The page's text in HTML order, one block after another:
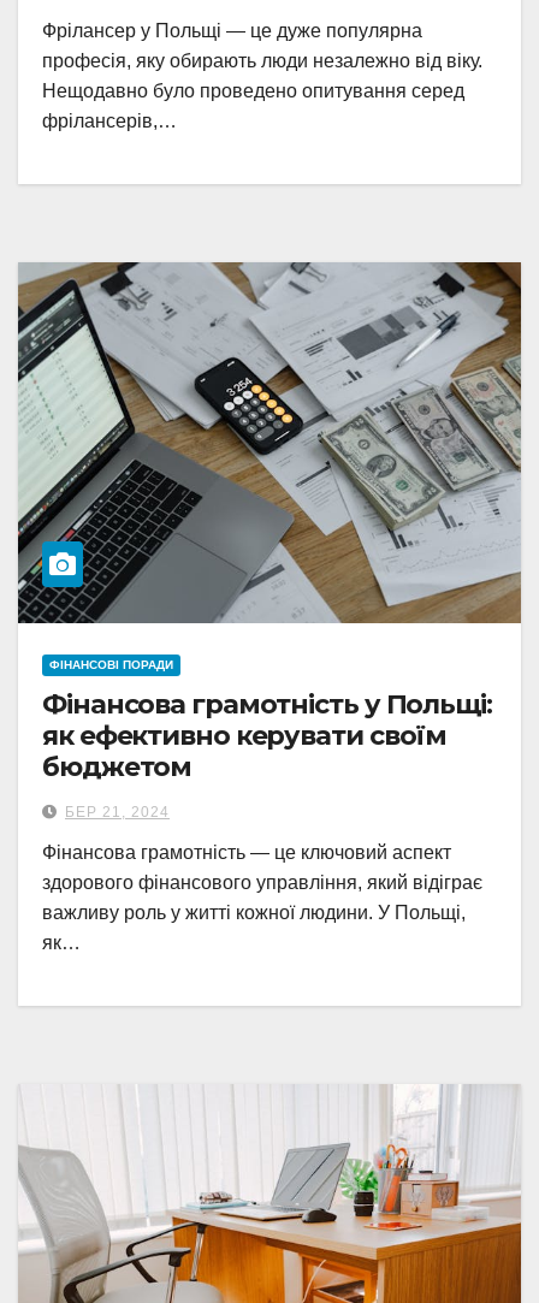
Фрілансер у Польщі — це дуже популярна
професія, яку обирають люди незалежно від віку.
Нещодавно було проведено опитування серед
фрілансерів,…
ФІНАНСОВІ ПОРАДИ
Фінансова грамотність у Польщі:
як ефективно керувати своїм
бюджетом
БЕР 21, 2024
Фінансова грамотність — це ключовий аспект
здорового фінансового управління, який відіграє
важливу роль у житті кожної людини. У Польщі,
як…